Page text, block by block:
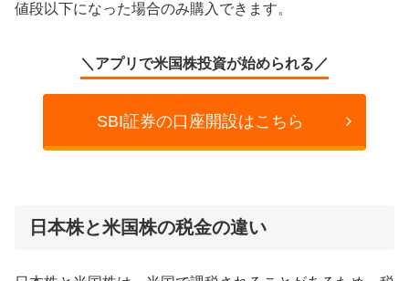
値段以下になった場合のみ購入できます。
＼アプリで米国株投資が始められる／
SBI証券の口座開設はこちら
日本株と米国株の税金の違い